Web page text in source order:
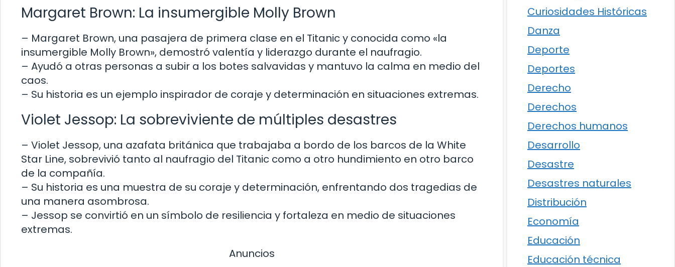
Margaret Brown: La insumergible Molly Brown
– Margaret Brown, una pasajera de primera clase en el Titanic y conocida como «la
insumergible Molly Brown», demostró valentía y liderazgo durante el naufragio.
– Ayudó a otras personas a subir a los botes salvavidas y mantuvo la calma en medio del
caos.
– Su historia es un ejemplo inspirador de coraje y determinación en situaciones extremas.
Violet Jessop: La sobreviviente de múltiples desastres
– Violet Jessop, una azafata británica que trabajaba a bordo de los barcos de la White
Star Line, sobrevivió tanto al naufragio del Titanic como a otro hundimiento en otro barco
de la compañía.
– Su historia es una muestra de su coraje y determinación, enfrentando dos tragedias de
una manera asombrosa.
– Jessop se convirtió en un símbolo de resiliencia y fortaleza en medio de situaciones
extremas.
Anuncios
Curiosidades Históricas
Danza
Deporte
Deportes
Derecho
Derechos
Derechos humanos
Desarrollo
Desastre
Desastres naturales
Distribución
Economía
Educación
Educación técnica